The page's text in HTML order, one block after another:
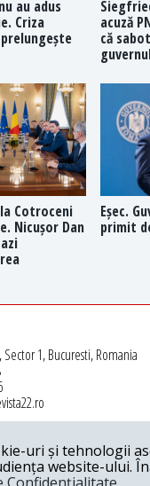
au adus
Criza
acuză
că
Cotroceni
Nicușor Dan
Eșec.
primit
Sector 1, Bucuresti, Romania
uri și tehnologii
website-ului.